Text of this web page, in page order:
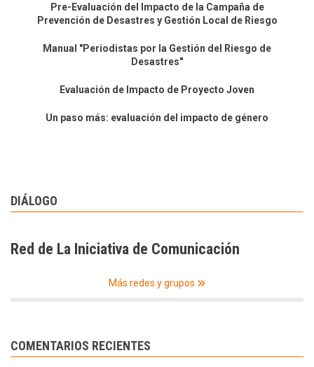
Pre-Evaluación del Impacto de la Campaña de
Prevención de Desastres y Gestión Local de Riesgo
Manual "Periodistas por la Gestión del Riesgo de
Desastres"
Evaluación de Impacto de Proyecto Joven
Un paso más: evaluación del impacto de género
DIÁLOGO
Red de La Iniciativa de Comunicación
Más redes y grupos
COMENTARIOS RECIENTES